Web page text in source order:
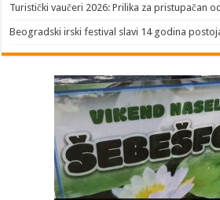
Turistički vaučeri 2026: Prilika za pristupačan
Beogradski irski festival slavi 14 godina